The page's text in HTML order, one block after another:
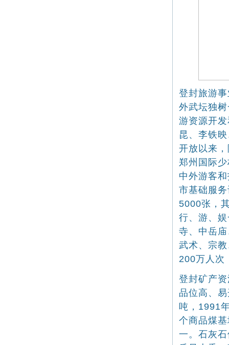
登封旅游
外武坛独
游资源开
昆、李铁
开放以来
郑州国际
中外游客
市基础服
5000张，
行、游、
寺、中岳
武术、宗
200万人次
登封矿产
品位高、
吨，1991
个商品煤
一。石灰